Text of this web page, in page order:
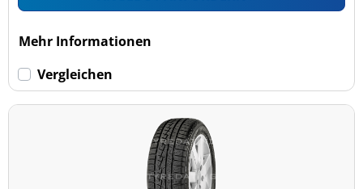
Mehr Informationen
Vergleichen